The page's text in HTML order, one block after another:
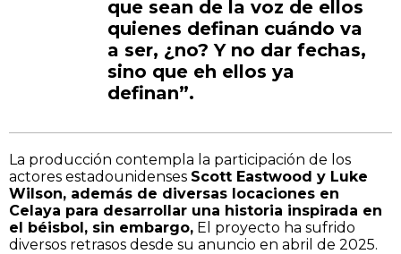
que sean de la voz de ellos
quienes definan cuándo va
a ser, ¿no? Y no dar fechas,
sino que eh ellos ya
definan”.
La producción contempla la participación de los
actores estadounidenses Scott Eastwood y Luke
Wilson, además de diversas locaciones en
Celaya para desarrollar una historia inspirada en
el béisbol, sin embargo, El proyecto ha sufrido
diversos retrasos desde su anuncio en abril de 2025.